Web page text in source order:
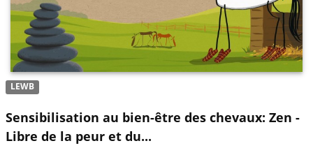
LEWB
Sensibilisation au bien-être des chevaux: Zen -
Libre de la peur et du...